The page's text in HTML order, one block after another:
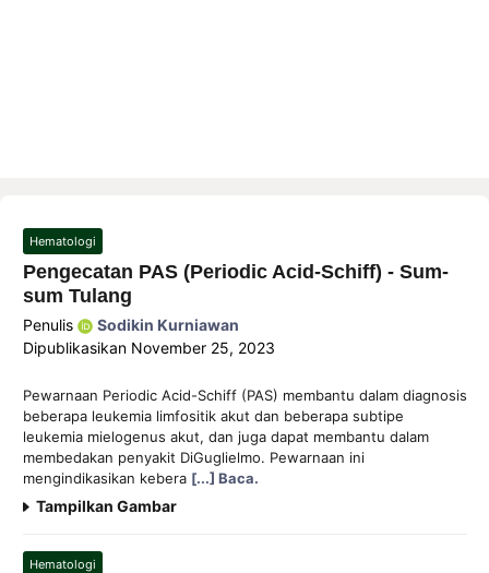
Hematologi
Pengecatan PAS (Periodic Acid-Schiff) - Sum-
sum Tulang
Penulis
Sodikin Kurniawan
Dipublikasikan November 25, 2023
Pewarnaan Periodic Acid-Schiff (PAS) membantu dalam diagnosis
beberapa leukemia limfositik akut dan beberapa subtipe
leukemia mielogenus akut, dan juga dapat membantu dalam
membedakan penyakit DiGuglielmo. Pewarnaan ini
mengindikasikan kebera [...] Baca.
Tampilkan Gambar
Hematologi